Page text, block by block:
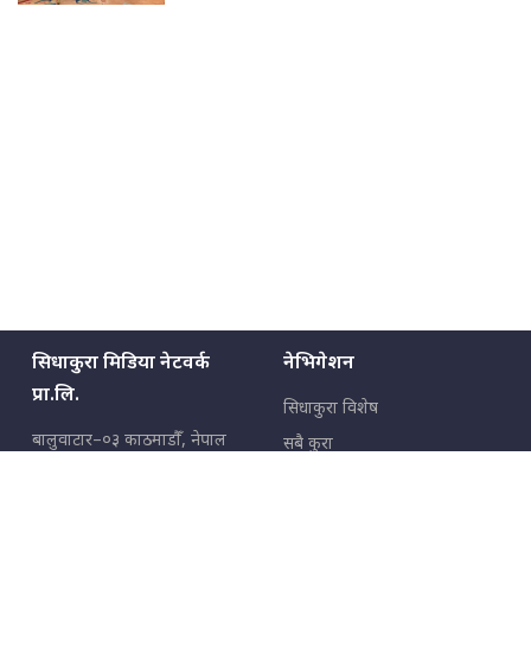
सिधाकुरा मिडिया नेटवर्क
प्रा.लि.
बालुवाटार–०३ काठमाडौँ, नेपाल
नेभिगेशन
सिधाकुरा विशेष
सबै कुरा